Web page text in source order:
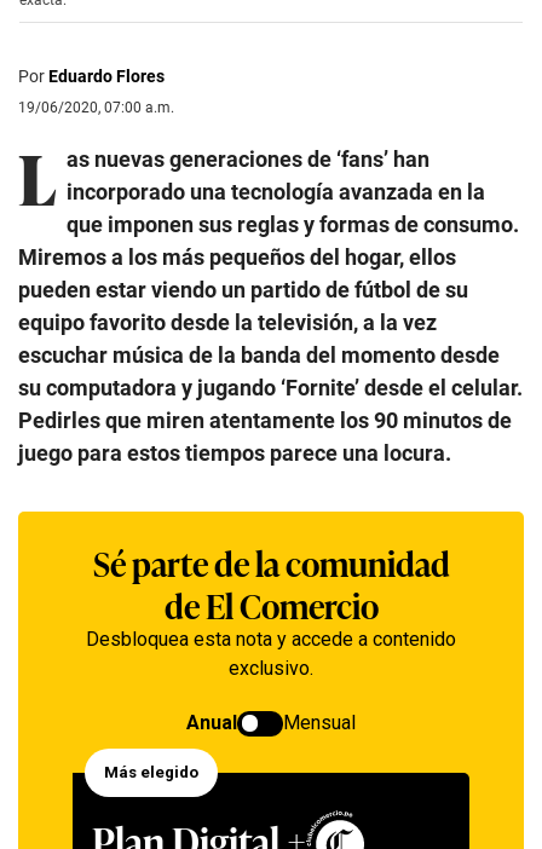
PorEduardo Flores
19/06/2020, 07:00 a.m.
L as nuevas generaciones de ‘fans’ han
incorporado una tecnología avanzada en la
que imponen sus reglas y formas de consumo.
Miremos a los más pequeños del hogar, ellos
pueden estar viendo un partido de fútbol de su
equipo favorito desde la televisión, a la vez
escuchar música de la banda del momento desde
su computadora y jugando ‘Fornite’ desde el celular.
Pedirles que miren atentamente los 90 minutos de
juego para estos tiempos parece una locura.